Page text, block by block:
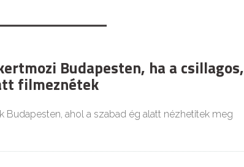
Budapesten, ha a csillagos,
filmeznétek
Budapesten, ahol a szabad ég alatt nézhetitek meg